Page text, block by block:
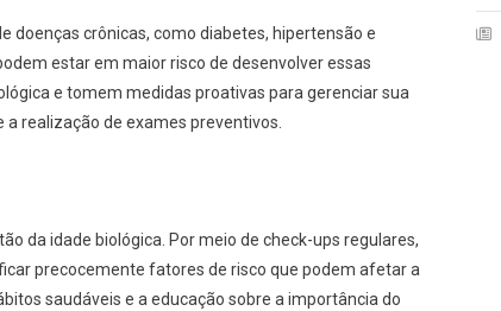
doenças crônicas, como diabetes, hipertensão e
estar em maior risco de desenvolver essas
e tomem medidas proativas para gerenciar sua
realização de exames preventivos.
da idade biológica. Por meio de check-ups regulares,
precocemente fatores de risco que podem afetar a
saudáveis e a educação sobre a importância do